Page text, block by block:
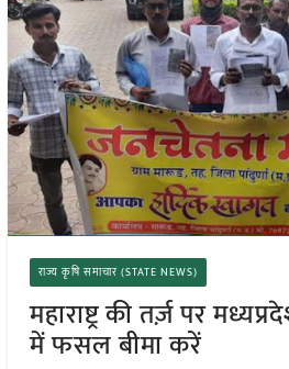
राज्य कृषि समाचार (STATE NEWS)
महाराष्ट्र की तर्ज़ पर
में फसल बीमा करें